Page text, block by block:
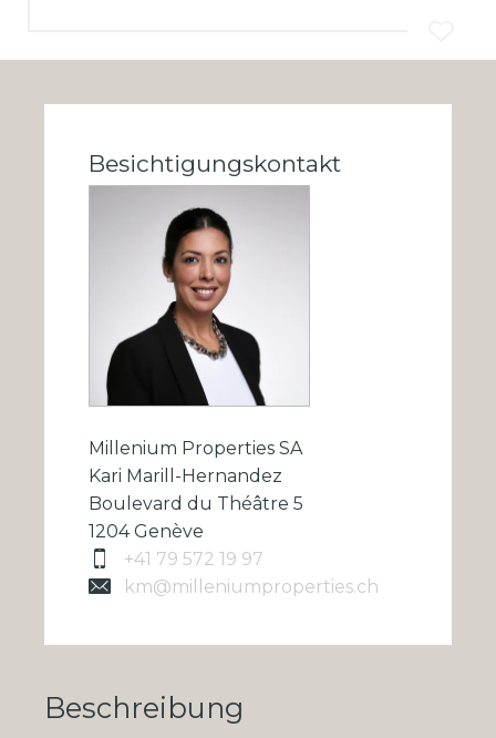
Besichtigungskontakt
Millenium Properties SA
Kari Marill-Hernandez
Boulevard du Théâtre 5
1204 Genève
+41 79 572 19 97
km@milleniumproperties.ch
Beschreibung